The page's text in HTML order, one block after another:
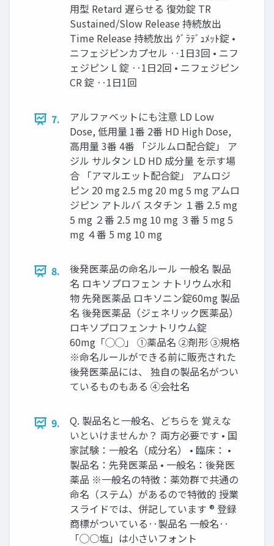
用型 Retard 遅らせる 復効錠 TR
Sustained/Slow Release 持続放出
Time Release 持続放出 ｸﾞﾗﾃﾞｭﾒｯﾄ錠 •
ニフェジピンカプセル ‥1日3回 • ニフ
ェジピン L 錠 ‥1日2回 • ニフェジピン
CR 錠 ‥1日1回
7.
アルファベットにも注意 LD Low
Dose, 低用量 1番 2番 HD High Dose,
高用量 3番 4番 「ジルムロ配合錠」 ア
ジル サルタン LD HD 成分量 を示す場
合 「アマルエット配合錠」 アムロジ
ピン 20 mg 2.5 mg 20 mg 5 mg アムロ
ジピン アトルバ スタチン １番 2.5 mg
5 mg ２番 2.5 mg 10 mg ３番 5 mg 5
mg ４番 5 mg 10 mg
8.
後発医薬品の命名ルール 一般名 製品
名 ロキソプロフェン ナトリウム水和
物 先発医薬品 ロキソニン錠60mg 製品
名 後発医薬品（ジェネリック医薬品）
ロキソプロフェンナトリウム錠
60mg「◯◯」 ①薬品名 ②剤形 ③規格
※命名ルールができる前に販売された
後発医薬品には、 独自の製品名がつい
ているものもある ④会社名
9.
Q. 製品名と一般名、どちらを 覚えな
いといけませんか？ 両方必要です • 国
家試験：一般名（成分名） • 臨床： •
製品名：先発医薬品 • 一般名：後発医
薬品 ※一般名の特徴：薬効群で共通の
命名（ステム）があるので特徴的 授業
スライドでは、併記しています ® 登録
商標がついている‥製品名 一般名‥
「◯○塩」は小さいフォント